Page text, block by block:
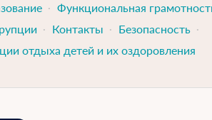
Функциональная
Контакты
Безопасность
отдыха детей и их оздоровления